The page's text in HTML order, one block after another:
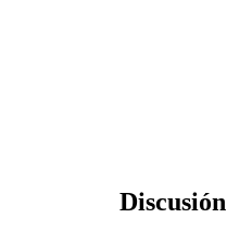
Discusión